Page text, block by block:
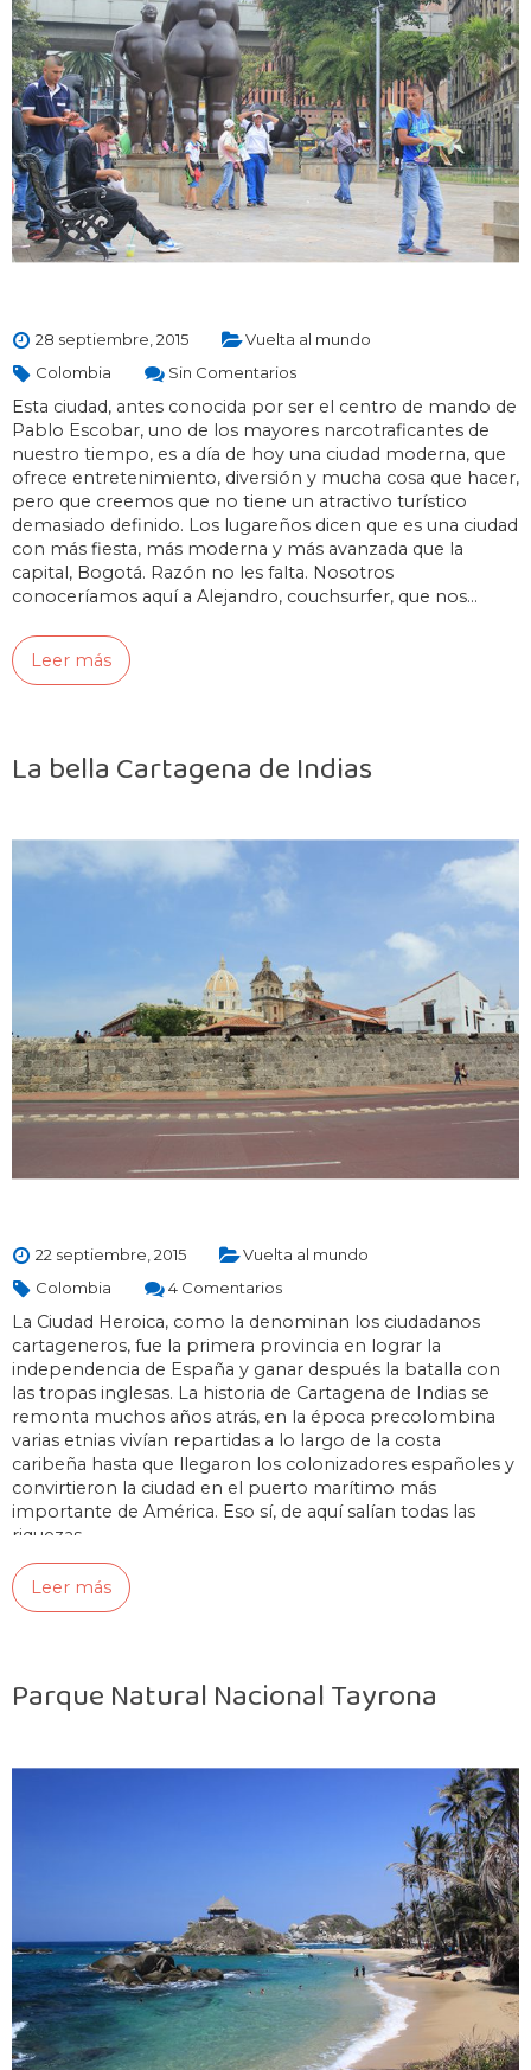
28 septiembre, 2015
Vuelta al mundo
Colombia
Sin Comentarios
Esta ciudad, antes conocida por ser el centro de mando de
Pablo Escobar, uno de los mayores narcotraficantes de
nuestro tiempo, es a día de hoy una ciudad moderna, que
ofrece entretenimiento, diversión y mucha cosa que hacer,
pero que creemos que no tiene un atractivo turístico
demasiado definido. Los lugareños dicen que es una ciudad
con más fiesta, más moderna y más avanzada que la
capital, Bogotá. Razón no les falta. Nosotros
conoceríamos aquí a Alejandro, couchsurfer, que nos…
Leer más
La bella Cartagena de Indias
22 septiembre, 2015
Vuelta al mundo
Colombia
4 Comentarios
La Ciudad Heroica, como la denominan los ciudadanos
cartageneros, fue la primera provincia en lograr la
independencia de España y ganar después la batalla con
las tropas inglesas. La historia de Cartagena de Indias se
remonta muchos años atrás, en la época precolombina
varias etnias vivían repartidas a lo largo de la costa
caribeña hasta que llegaron los colonizadores españoles y
convirtieron la ciudad en el puerto marítimo más
importante de América. Eso sí, de aquí salían todas las
riquezas…
Leer más
Parque Natural Nacional Tayrona